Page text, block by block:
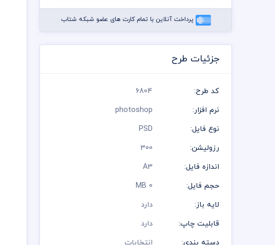
پرداخت آنلاین با تمام کارت های عضو شبکه شتاب
جزئیات طرح
کد طرح:
6804
نرم افزار:
photoshop
نوع فایل:
PSD
رزولیشن:
300
اندازه فایل:
A3
حجم فایل:
0 MB
لایه باز:
دارد
قابلیت چاپ:
دارد
دسته بندی:
انتخابات